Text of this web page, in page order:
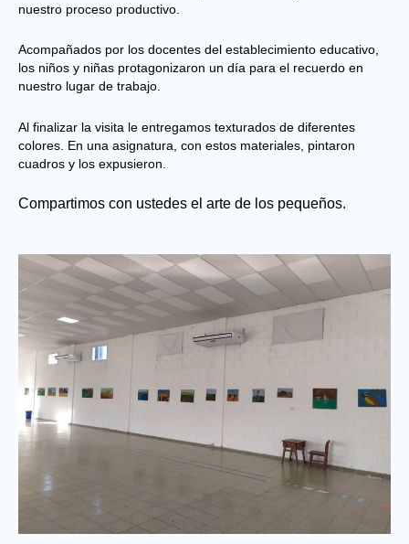
nuestro proceso productivo.
Acompañados por los docentes del establecimiento educativo,
los niños y niñas protagonizaron un día para el recuerdo en
nuestro lugar de trabajo.
Al finalizar la visita le entregamos texturados de diferentes
colores. En una asignatura, con estos materiales, pintaron
cuadros y los expusieron.
Compartimos con ustedes el arte de los pequeños.